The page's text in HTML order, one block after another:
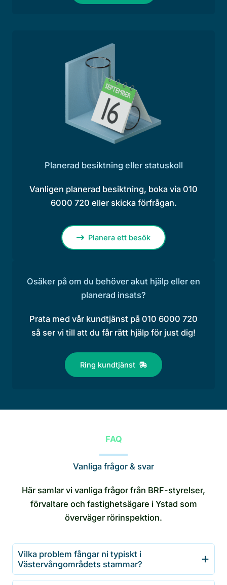
Planerad besiktning eller statuskoll
Vanligen planerad besiktning, boka via 010
6000 720 eller skicka förfrågan.
Planera ett besök
Osäker på om du behöver akut hjälp eller en
planerad insats?
Prata med vår kundtjänst på 010 6000 720
så ser vi till att du får rätt hjälp för just dig!
Ring kundtjänst
FAQ
Vanliga frågor & svar
Här samlar vi vanliga frågor från BRF-styrelser,
förvaltare och fastighetsägare i Ystad som
överväger rörinspektion.
Vilka problem fångar ni typiskt i
Västervångområdets stammar?